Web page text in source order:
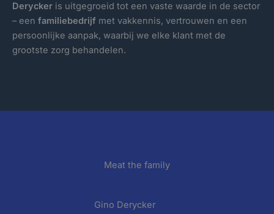
Derycker is uitgegroeid tot een vaste waarde in de sector
– een familiebedrijf met vakkennis, vertrouwen en een
persoonlijke aanpak, waarbij we elke klant met de
grootste zorg behandelen.
Meat the family
Gino Derycker